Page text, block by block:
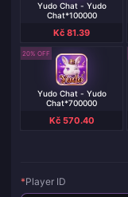
Yudo Chat - Yudo
Chat*100000
Kč 81.39
20% OFF
Yudo Chat - Yudo
Chat*700000
Kč 570.40
*Player ID